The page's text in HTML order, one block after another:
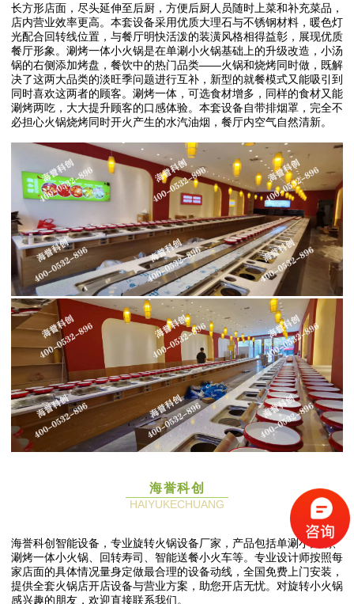
长方形店面，尽头延伸至后厨，方便后厨人员随时上菜和补充菜品，
店内营业效率更高。本套设备采用优质大理石与不锈钢材料，暖色灯
光配合回转线位置，与餐厅明快活泼的装潢风格相得益彰，展现优质
餐厅形象。涮烤一体小火锅是在单涮小火锅基础上的升级改造，小汤
锅的右侧添加烤盘，餐饮中的热门品类——火锅和烧烤同时做，既解
决了这两大品类的淡旺季问题进行互补，新型的就餐模式又能吸引到
同时喜欢这两者的顾客。涮烤一体，可选食材增多，同样的食材又能
涮烤两吃，大大提升顾客的口感体验。本套设备自带排烟罩，完全不
必担心火锅烧烤同时开火产生的水汽油烟，餐厅内空气自然清新。
海誉科创
HAIYUKECHUANG
海誉科创智能设备，专业旋转火锅设备厂家，产品包括单涮小火锅、
涮烤一体小火锅、回转寿司、智能送餐小火车等。专业设计师按照每
家店面的具体情况量身定做最合理的设备动线，全国免费上门安装，
提供全套火锅店开店设备与营业方案，助您开店无忧。对旋转小火锅
感兴趣的朋友，欢迎直接联系我们。